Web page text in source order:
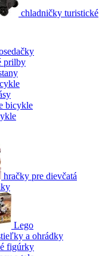
chladničky turistické
prilby
bicykle
hračky pre dievčatá
Lego
a ohrádky
figúrky